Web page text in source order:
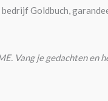
Goldbuch,
Vang je gedachten en